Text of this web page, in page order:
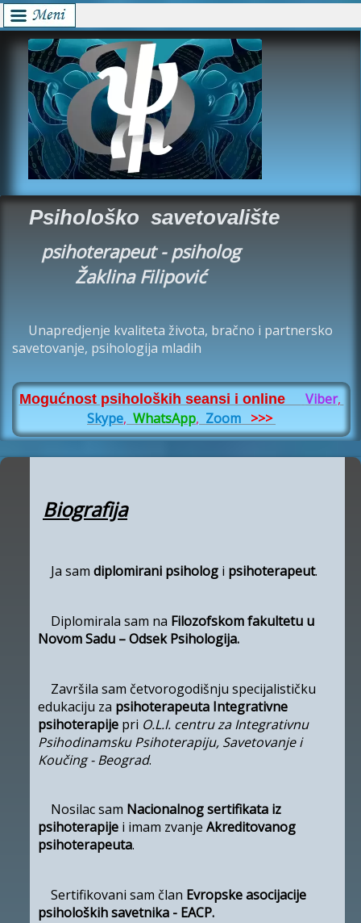
Psihološko savetovalište
psihoterapeut - psiholog
Žaklina Filipović
Unapredjenje kvaliteta života, bračno i partnersko
savetovanje, psihologija mladih
Mogućnost psiholoških seansi i online Viber,
Skype, WhatsApp, Zoom >>>
Biografija
Ja sam diplomirani psiholog i psihoterapeut.
Diplomirala sam na Filozofskom fakultetu u
Novom Sadu – Odsek Psihologija.
Završila sam četvorogodišnju specijalističku
edukaciju za psihoterapeuta Integrativne
psihoterapije pri O.L.I. centru za Integrativnu
Psihodinamsku Psihoterapiju, Savetovanje i
Koučing - Beograd.
Nosilac sam Nacionalnog sertifikata iz
psihoterapije i imam zvanje Akreditovanog
psihoterapeuta.
Sertifikovani sam član Evropske asocijacije
psiholoških savetnika - EACP.